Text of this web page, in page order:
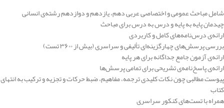
شامل مباحث عمومی و اختصاصی عربی دهم، یازدهم و دوازدهم رشته‌‌ی انسانی
چیدمان پایه به پایه و درس به درس برای مباحث
ارائه‌ی درس‌نامه‌‌های کامل و کاربردی
بررسی پرسش‌های چهارگزینه‌ای تألیفی و سراسری (بیش از ۳۶۰۰ تست)
ارائه‌ی آزمون جامع جداگانه برای هر پایه
ارائه‌ی پاسخ‌نامه‌ی تشریحی برای تمامی پرسش‌ها
پیوست مطالبی چون نکات کلیدی ترجمه، مفاهیم، ضبط حرکات و تجزیه و ترکیب به انتهای
کتاب
همراه با تست‌های کنکور سراسری